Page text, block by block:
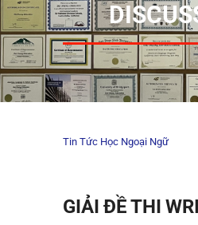
Tin Tức Học Ngoại Ngữ
GIẢI ĐỀ THI